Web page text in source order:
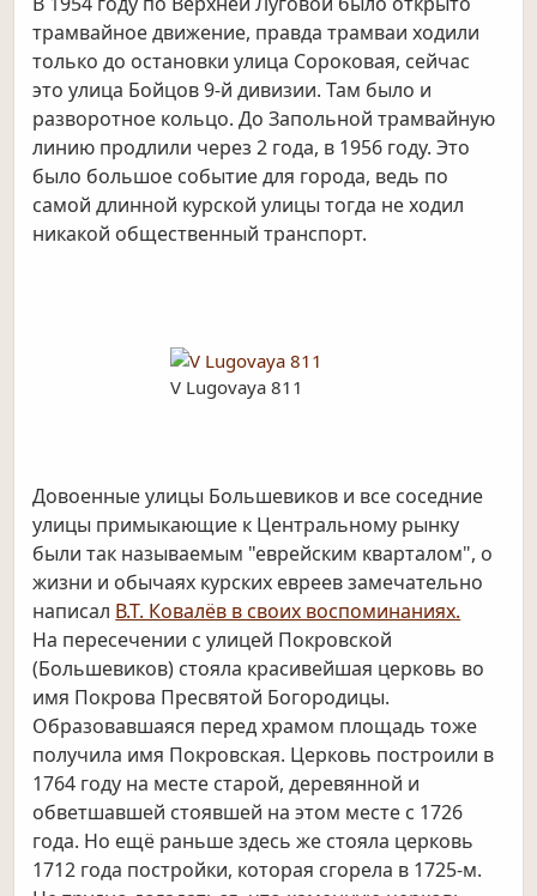
трамвайное движение, правда трамваи ходили
только до остановки улица Сороковая, сейчас
это улица Бойцов 9-й дивизии. Там было и
разворотное кольцо. До Запольной трамвайную
линию продлили через 2 года, в 1956 году. Это
было большое событие для города, ведь по
самой длинной курской улицы тогда не ходил
никакой общественный транспорт.
V Lugovaya 811
Довоенные улицы Большевиков и все соседние
улицы примыкающие к Центральному рынку
были так называемым "еврейским кварталом", о
жизни и обычаях курских евреев замечательно
написал В.Т. Ковалёв в своих воспоминаниях.
На пересечении с улицей Покровской
(Большевиков) стояла красивейшая церковь во
имя Покрова Пресвятой Богородицы.
Образовавшаяся перед храмом площадь тоже
получила имя Покровская. Церковь построили в
1764 году на месте старой, деревянной и
обветшавшей стоявшей на этом месте с 1726
года. Но ещё раньше здесь же стояла церковь
1712 года постройки, которая сгорела в 1725-м.